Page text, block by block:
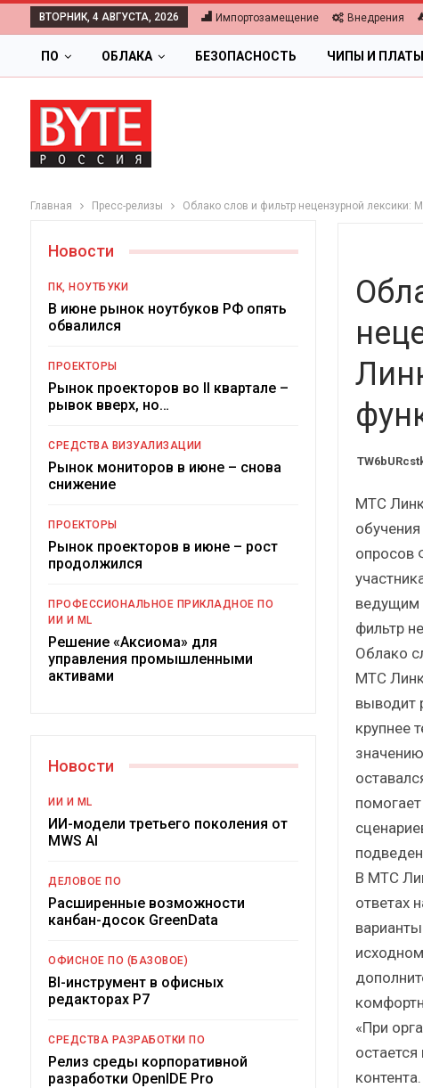
ВТОРНИК, 4 АВГУСТА, 2026 Импортозамещение Внедрения
ПО ОБЛАКА БЕЗОПАСНОСТЬ ЧИПЫ И ПЛАТЫ
Главная Пресс-релизы Облако слов и фильтр нецензурной
МТС
опросов
ведущим
фильтр
Облако
МТС
выводит
крупнее
В МТС
ответах
«При
Новости
ПК, НОУТБУКИ
В июне рынок ноутбуков РФ опять
обвалился
ПРОЕКТОРЫ
Рынок проекторов во II квартале –
рывок вверх, но…
СРЕДСТВА ВИЗУАЛИЗАЦИИ
Рынок мониторов в июне – снова
снижение
ПРОЕКТОРЫ
Рынок проекторов в июне – рост
продолжился
ПРОФЕССИОНАЛЬНОЕ ПРИКЛАДНОЕ ПО
ИИ И ML
Решение «Аксиома» для
управления промышленными
активами
Новости
ИИ И ML
ИИ-модели третьего поколения от
MWS AI
ДЕЛОВОЕ ПО
Расширенные возможности
канбан-досок GreenData
ОФИСНОЕ ПО (БАЗОВОЕ)
BI-инструмент в офисных
редакторах Р7
СРЕДСТВА РАЗРАБОТКИ ПО
Релиз среды корпоративной
разработки OpenIDE Pro
Цифровая экономика
Краткий
сборник от…
ИБП
российский рынок ИБП?